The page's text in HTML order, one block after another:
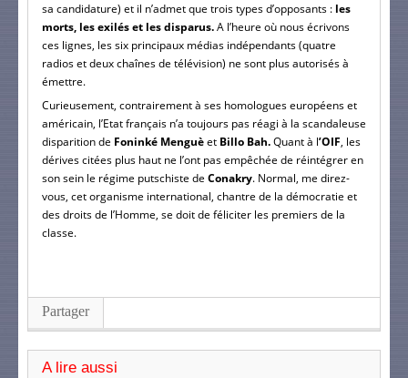
sa candidature) et il n’admet que trois types d’opposants : les
morts, les exilés et les disparus.A l’heure où nous écrivons
ces lignes, les six principaux médias indépendants (quatre
radios et deux chaînes de télévision) ne sont plus autorisés à
émettre.
Curieusement, contrairement à ses homologues européens et
américain, l’Etat français n’a toujours pas réagi à la scandaleuse
disparition de Foninké Menguèet Billo Bah.Quant à l’OIF, les
dérives citées plus haut ne l’ont pas empêchée de réintégrer en
son sein le régime putschiste de Conakry. Normal, me direz-
vous, cet organisme international, chantre de la démocratie et
des droits de l’Homme, se doit de féliciter les premiers de la
classe.
Partager
A lire aussi